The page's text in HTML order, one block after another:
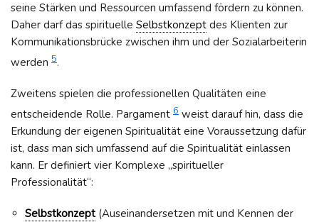
seine Stärken und Ressourcen umfassend fördern zu können.
Daher darf das spirituelle Selbstkonzept des Klienten zur
Kommunikationsbrücke zwischen ihm und der Sozialarbeiterin
werden 5.
Zweitens spielen die professionellen Qualitäten eine
entscheidende Rolle. Pargament 6 weist darauf hin, dass die
Erkundung der eigenen Spiritualität eine Voraussetzung dafür
ist, dass man sich umfassend auf die Spiritualität einlassen
kann. Er definiert vier Komplexe „spiritueller
Professionalität“:
Selbstkonzept(Auseinandersetzen mit und Kennen der